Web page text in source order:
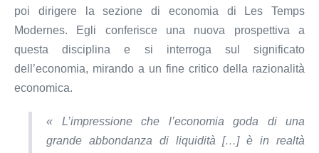
poi dirigere la sezione di economia di Les Temps
Modernes. Egli conferisce una nuova prospettiva a
questa disciplina e si interroga sul significato
dell’economia, mirando a un fine critico della razionalità
economica.
« L’impressione che l’economia goda di una
grande abbondanza di liquidità […] è in realtà